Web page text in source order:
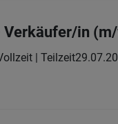
Verkäufer/in
| Teilzeit